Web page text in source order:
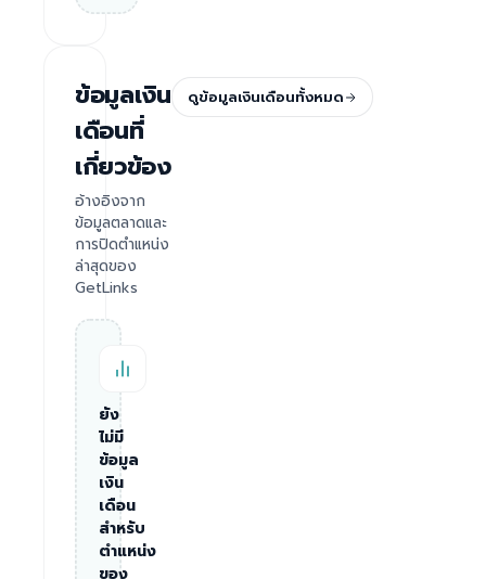
ข้อมูลเงิน
เดือนที่
เกี่ยวข้อง
อ้างอิงจาก
ข้อมูลตลาดและ
การปิดตำแหน่ง
ล่าสุดของ
GetLinks
ดูข้อมูลเงินเดือนทั้งหมด
ยัง
ไม่มี
ข้อมูล
เงิน
เดือน
สำหรับ
ตำแหน่ง
ของ